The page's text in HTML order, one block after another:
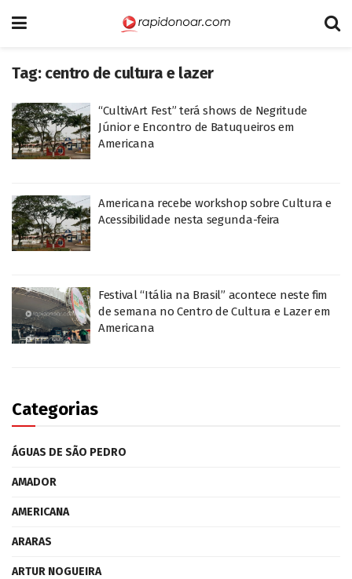
Tag: centro de cultura e lazer
“CultivArt Fest” terá shows de Negritude
Júnior e Encontro de Batuqueiros em
Americana
Americana recebe workshop sobre Cultura e
Acessibilidade nesta segunda-feira
Festival “Itália na Brasil” acontece neste fim
de semana no Centro de Cultura e Lazer em
Americana
Categorias
ÁGUAS DE SÃO PEDRO
AMADOR
AMERICANA
ARARAS
ARTUR NOGUEIRA